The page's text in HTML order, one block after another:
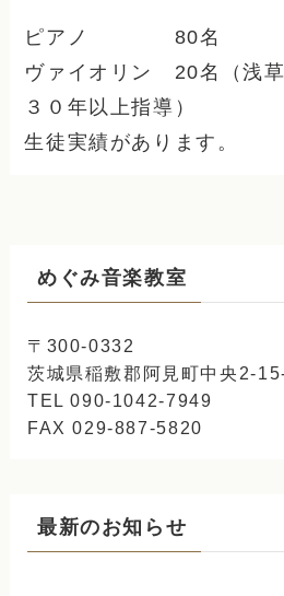
ピアノ 80名
ヴァイオリン 20名（浅
３０年以上指導）
生徒実績があります。
めぐみ音楽教室
〒300-0332
茨城県稲敷郡阿見町中央2-
TEL 090-1042-7949
FAX 029-887-5820
最新のお知らせ